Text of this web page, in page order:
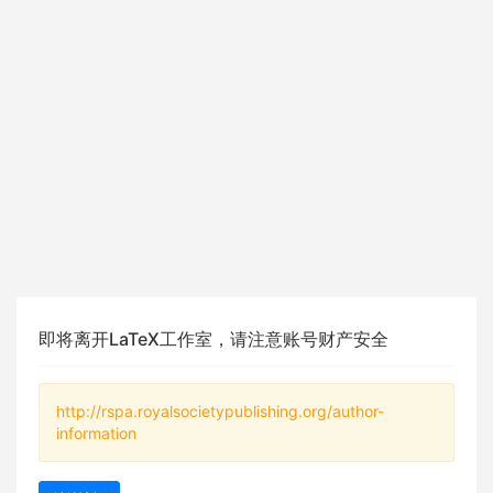
即将离开LaTeX工作室，请注意账号财产安全
http://rspa.royalsocietypublishing.org/author-
information